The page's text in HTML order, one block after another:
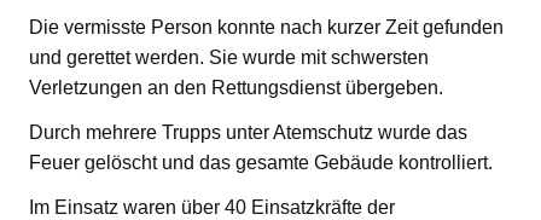
Die vermisste Person konnte nach kurzer Zeit gefunden
und gerettet werden. Sie wurde mit schwersten
Verletzungen an den Rettungsdienst übergeben.
Durch mehrere Trupps unter Atemschutz wurde das
Feuer gelöscht und das gesamte Gebäude kontrolliert.
Im Einsatz waren über 40 Einsatzkräfte der